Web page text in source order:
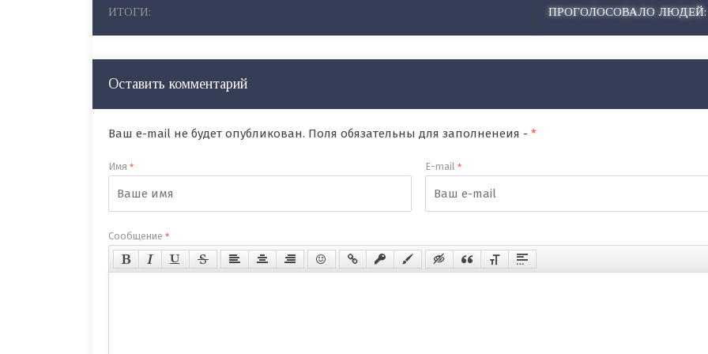
ИТОГИ: ПРОГОЛОСОВАЛО ЛЮДЕЙ:
Оставить комментарий
Ваш e-mail не будет опубликован. Поля обязательны для заполненеия - *
Имя * E-mail *
Сообщение *